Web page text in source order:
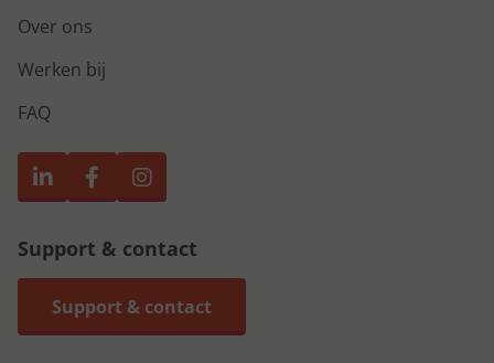
Over ons
Werken bij
FAQ
Support & contact
Support & contact